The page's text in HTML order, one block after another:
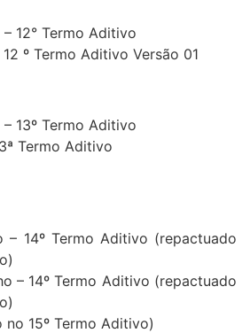
12° Termo Aditivo
º Termo Aditivo Versão 01
13º Termo Aditivo
Termo Aditivo
– 14º Termo Aditivo (repactuado
– 14º Termo Aditivo (repactuado
15º Termo Aditivo)